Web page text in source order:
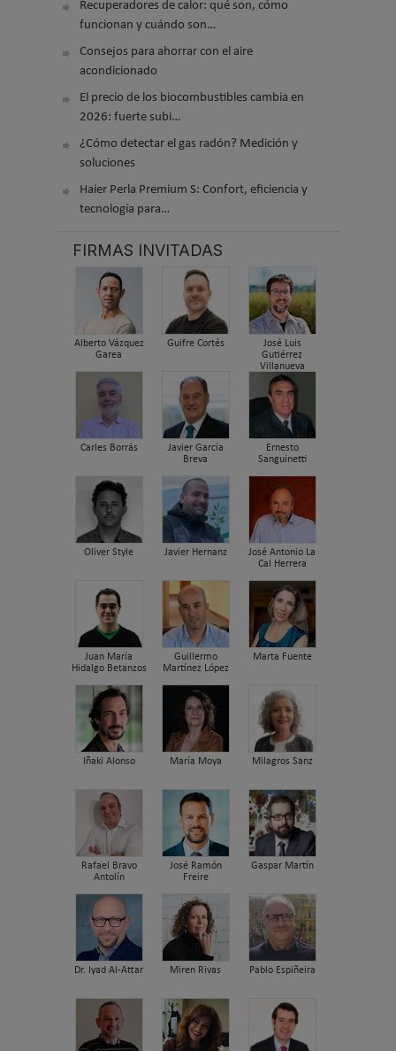
Recuperadores de calor: qué son, cómo
funcionan y cuándo son…
Consejos para ahorrar con el aire
acondicionado
El precio de los biocombustibles cambia en
2026: fuerte subi…
¿Cómo detectar el gas radón? Medición y
soluciones
Haier Perla Premium S: Confort, eficiencia y
tecnología para…
FIRMAS INVITADAS
Alberto Vázquez
Garea
Guifre Cortés
José Luis
Gutiérrez
Villanueva
Carles Borrás
Javier García
Breva
Ernesto
Sanguinetti
Oliver Style Javier Hernanz
José Antonio La
Cal Herrera
Juan María
Hidalgo Betanzos
Guillermo
Martínez López
Marta Fuente
Iñaki Alonso María Moya Milagros Sanz
Rafael Bravo
Antolín
José Ramón
Freire
Gaspar Martín
Dr. Iyad Al-Attar Miren Rivas Pablo Espiñeira